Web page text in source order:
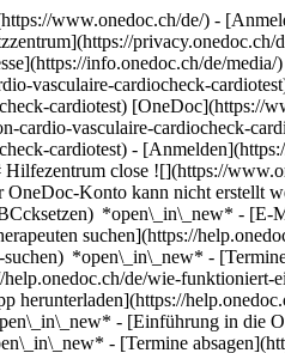
www.onedoc.ch/de/) -
info.onedoc.ch/de/
vasculaire-cardiocheck-
cardiotest)
cardio-vasculaire-cardiocheck-
cardiotest) -
close ![](https://
Konto kann nicht
*open\_in\_new* -
suchen](https://
*open\_in\_new* -
de/wie-
herunterladen](https://
- [Einführung in